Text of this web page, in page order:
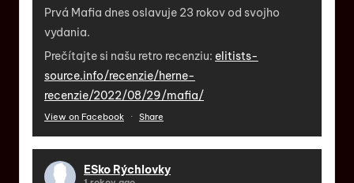
Prvá Mafia dnes oslavuje 23 rokov od svojho
vydania.
Prečítajte si našu retro recenziu: elitists-
source.info/recenzie/herne-
recenzie/2022/08/29/mafia/
View on Facebook · Share
ESko Rýchlovky